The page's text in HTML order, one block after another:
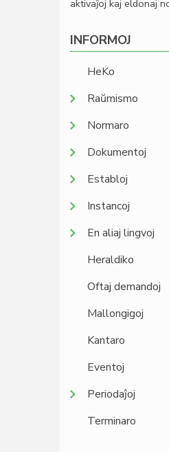
aktivaĵoj kaj eldonaj
INFORMOJ
HeKo
Raŭmismo
Normaro
Dokumentoj
Establoj
Instancoj
En aliaj lingvoj
Heraldiko
Oftaj demandoj
Mallongigoj
Kantaro
Eventoj
Periodaĵoj
Terminaro